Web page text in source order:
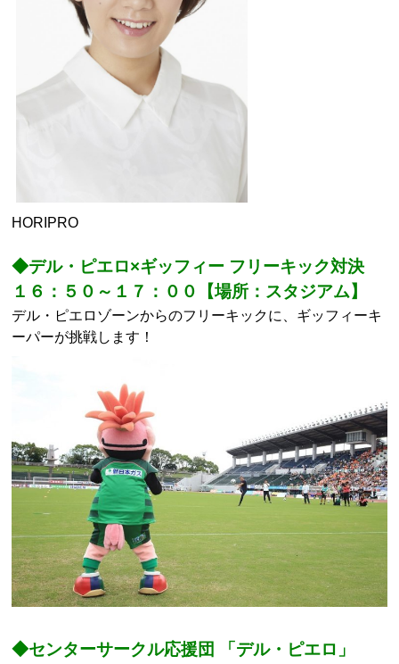
HORIPRO
◆デル・ピエロ×ギッフィー フリーキック対決
１６：５０～１７：００【場所：スタジアム】
デル・ピエロゾーンからのフリーキックに、ギッフィーキ
ーパーが挑戦します！
◆センターサークル応援団 「デル・ピエロ」